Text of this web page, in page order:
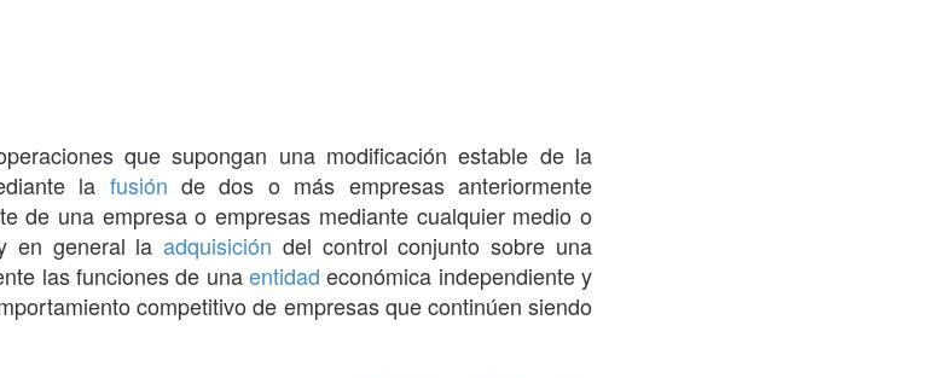
que supongan una modificación estable de la
la fusión de dos o más empresas anteriormente
de una empresa o empresas mediante cualquier medio o
en general laadquisición del control conjunto sobre una
las funciones de unaentidad económica independiente y
competitivo de empresas que continúen siendo